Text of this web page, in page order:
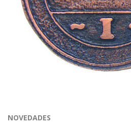
NOVEDADES